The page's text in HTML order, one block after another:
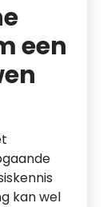
een
kan wel